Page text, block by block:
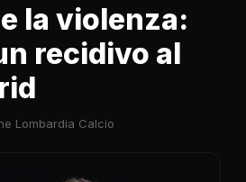
la violenza:
recidivo al
Lombardia Calcio